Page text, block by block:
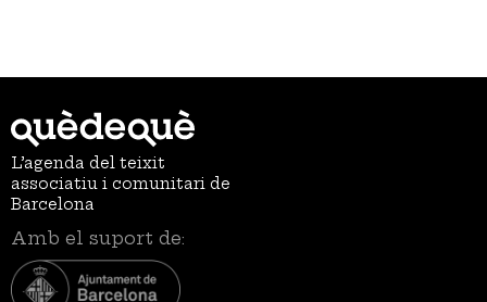
L’agenda del teixit
associatiu i comunitari de
Barcelona
Amb el suport de: